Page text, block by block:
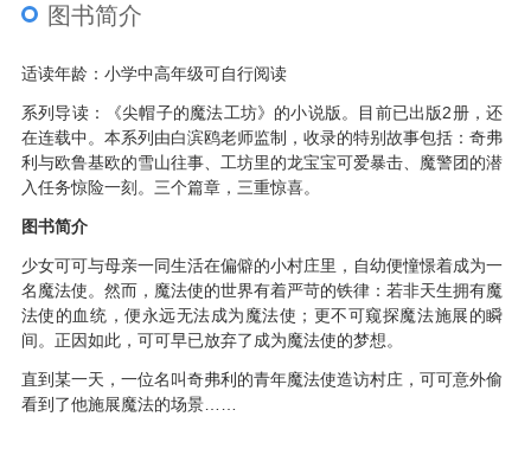
图书简介
适读年龄：小学中高年级可自行阅读
系列导读：《尖帽子的魔法工坊》的小说版。目前已出版2册，还
在连载中。本系列由白滨鸥老师监制，收录的特别故事包括：奇弗
利与欧鲁基欧的雪山往事、工坊里的龙宝宝可爱暴击、魔警团的潜
入任务惊险一刻。三个篇章，三重惊喜。
图书简介
少女可可与母亲一同生活在偏僻的小村庄里，自幼便憧憬着成为一
名魔法使。然而，魔法使的世界有着严苛的铁律：若非天生拥有魔
法使的血统，便永远无法成为魔法使；更不可窥探魔法施展的瞬
间。正因如此，可可早已放弃了成为魔法使的梦想。
直到某一天，一位名叫奇弗利的青年魔法使造访村庄，可可意外偷
看到了他施展魔法的场景……